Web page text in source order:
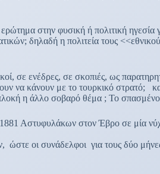
στην φυσική ή πολιτική ηγεσία
δηλαδή η πολιτεία τους
σε ενέδρες, σε σκοπιές, ως
να κάνουν με το τουρκικό
η άλλο σοβαρό θέμα ; Το
Αστυφυλάκων στον Έβρο σε μία
ώστε οι συνάδελφοι για τους δύο